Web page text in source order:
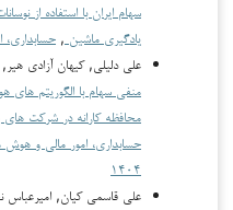
سهام ایران با استفاده از
یادگیری ماشین ,
علی دلیلی, کیهان آزادی
منفی سهام با الگوریتم های
محافظه کارانه در شرکت های
۱۴۰۴
علی قاسمی کیان, امیرعباس